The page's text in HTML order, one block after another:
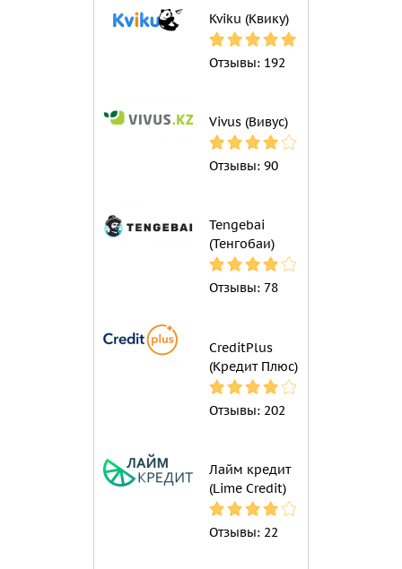
Kviku (Квику)
Отзывы: 192
Vivus (Вивус)
Отзывы: 90
Tengebai
(Тенгобаи)
Отзывы: 78
CreditPlus
(Кредит Плюс)
Отзывы: 202
Лайм кредит
(Lime Credit)
Отзывы: 22